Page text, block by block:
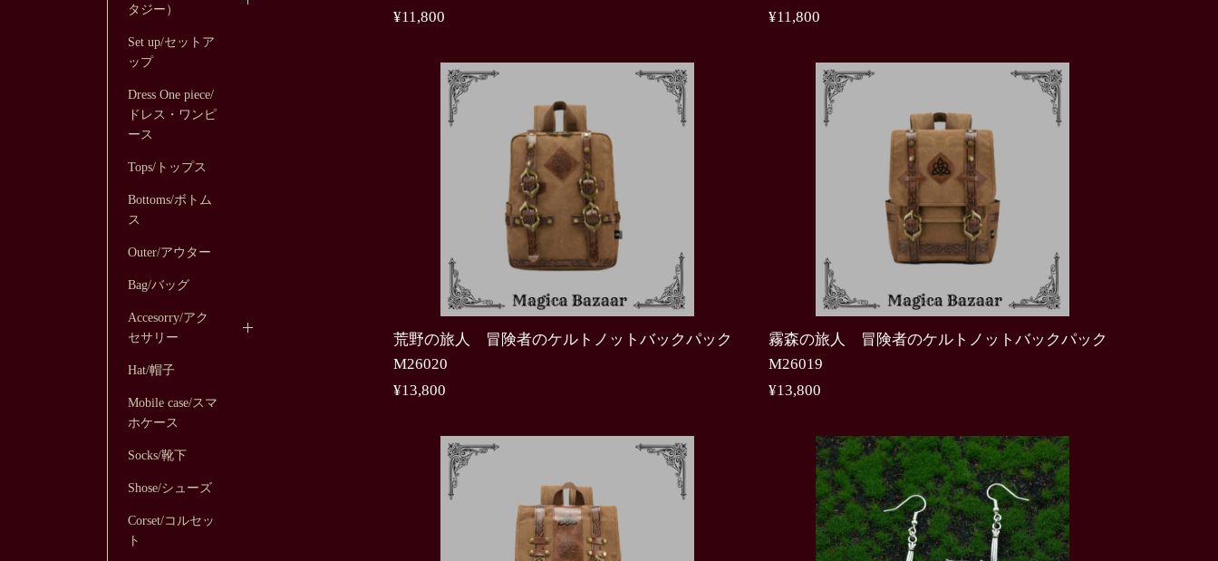
¥11,800
¥11,800
荒野の旅人 冒険者のケルトノットバックパック
M26020
¥13,800
霧森の旅人 冒険者のケルトノットバックパック
M26019
¥13,800
タジー）
Set up/セットア
ップ
Dress One piece/
ドレス・ワンピ
ース
Tops/トップス
Bottoms/ボトム
ス
Outer/アウター
Bag/バッグ
Accesorry/アク
セサリー
Hat/帽子
Mobile case/スマ
ホケース
Socks/靴下
Shose/シューズ
Corset/コルセッ
ト